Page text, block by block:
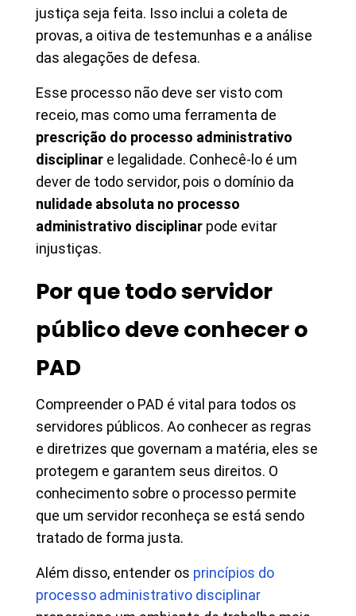
justiça seja feita. Isso inclui a coleta de
provas, a oitiva de testemunhas e a análise
das alegações de defesa.
Esse processo não deve ser visto com
receio, mas como uma ferramenta de
prescrição do processo administrativo
disciplinar e legalidade. Conhecê-lo é um
dever de todo servidor, pois o domínio da
nulidade absoluta no processo
administrativo disciplinar pode evitar
injustiças.
Por que todo servidor
público deve conhecer o
PAD
Compreender o PAD é vital para todos os
servidores públicos. Ao conhecer as regras
e diretrizes que governam a matéria, eles se
protegem e garantem seus direitos. O
conhecimento sobre o processo permite
que um servidor reconheça se está sendo
tratado de forma justa.
Além disso, entender os princípios do
processo administrativo disciplinar